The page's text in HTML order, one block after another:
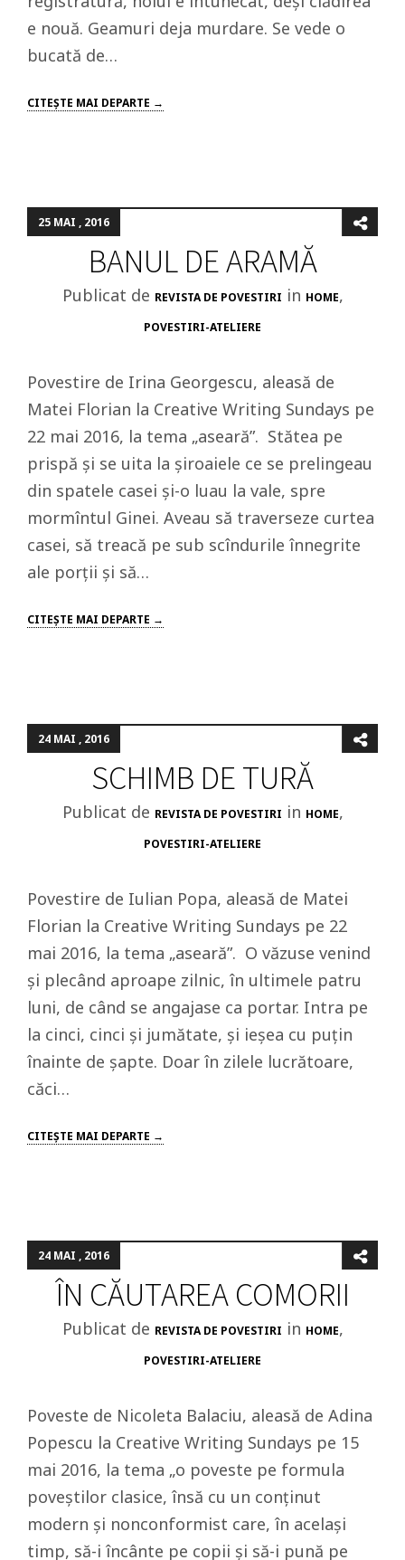
e nouă. Geamuri deja murdare. Se vede o
bucată de…
CITEŞTE MAI DEPARTE →
25 MAI , 2016
BANUL DE ARAMĂ
Publicat de REVISTA DE POVESTIRI in HOME,
POVESTIRI-ATELIERE
Povestire de Irina Georgescu, aleasă de
Matei Florian la Creative Writing Sundays pe
22 mai 2016, la tema „aseară”. Stătea pe
prispă și se uita la șiroaiele ce se prelingeau
din spatele casei și-o luau la vale, spre
mormîntul Ginei. Aveau să traverseze curtea
casei, să treacă pe sub scîndurile înnegrite
ale porții și să…
CITEŞTE MAI DEPARTE →
24 MAI , 2016
SCHIMB DE TURĂ
Publicat de REVISTA DE POVESTIRI in HOME,
POVESTIRI-ATELIERE
Povestire de Iulian Popa, aleasă de Matei
Florian la Creative Writing Sundays pe 22
mai 2016, la tema „aseară”. O văzuse venind
și plecând aproape zilnic, în ultimele patru
luni, de când se angajase ca portar. Intra pe
la cinci, cinci și jumătate, și ieșea cu puțin
înainte de șapte. Doar în zilele lucrătoare,
căci…
CITEŞTE MAI DEPARTE →
24 MAI , 2016
ÎN CĂUTAREA COMORII
Publicat de REVISTA DE POVESTIRI in HOME,
POVESTIRI-ATELIERE
Poveste de Nicoleta Balaciu, aleasă de Adina
Popescu la Creative Writing Sundays pe 15
mai 2016, la tema „o poveste pe formula
poveștilor clasice, însă cu un conținut
modern și nonconformist care, în același
timp, să-i încânte pe copii și să-i pună pe